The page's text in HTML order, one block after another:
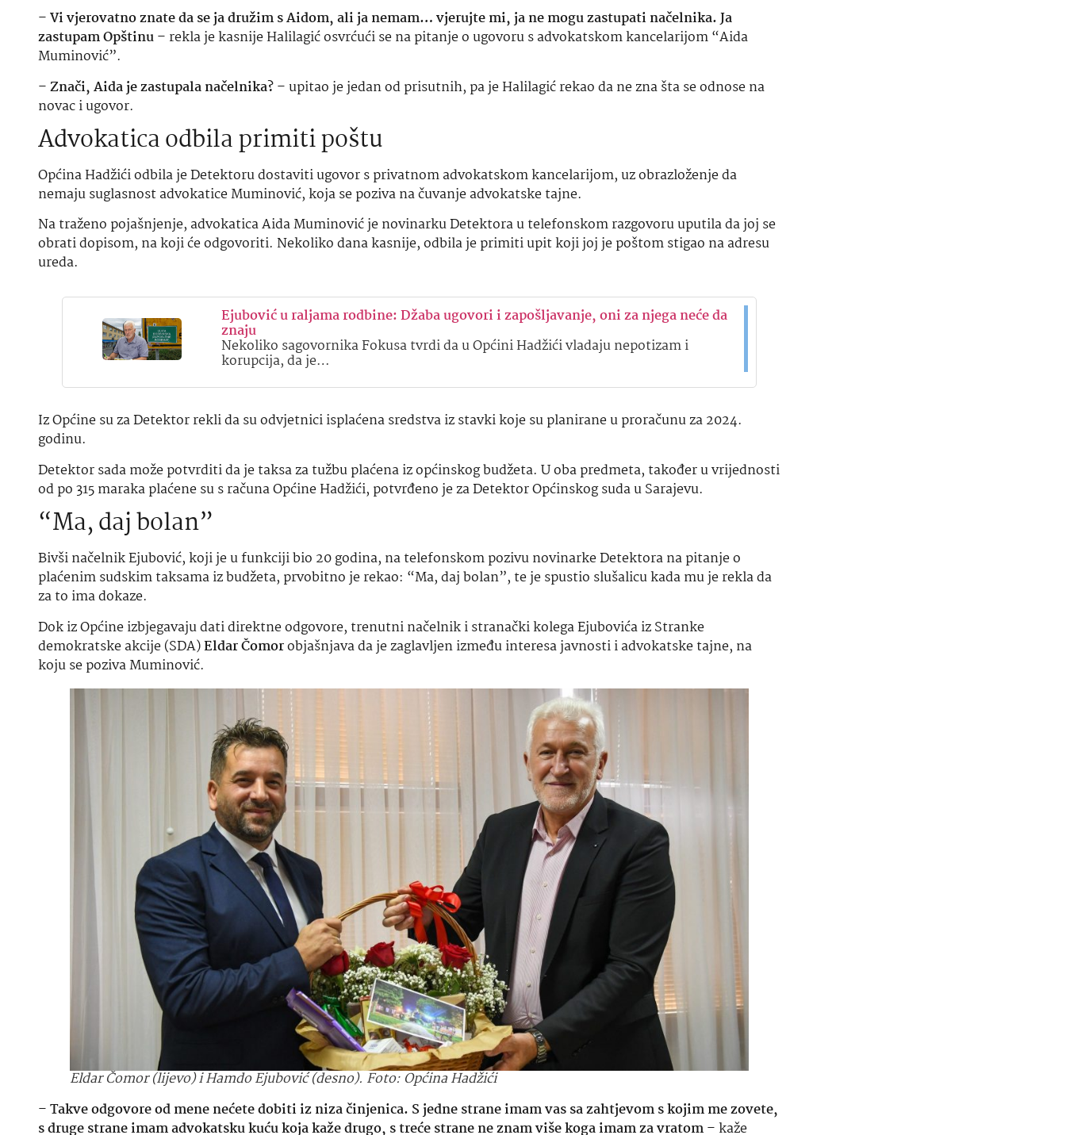
–Vi vjerovatno znate da se ja družim s Aidom, ali ja nemam… vjerujte mi, ja ne mogu zastupati načelnika. Ja
zastupam Opštinu– rekla je kasnije Halilagić osvrćući se na pitanje o ugovoru s advokatskom kancelarijom “Aida
Muminović”.
–Znači, Aida je zastupala načelnika?– upitao je jedan od prisutnih, pa je Halilagić rekao da ne zna šta se odnose na
novac i ugovor.
Advokatica odbila primiti poštu
Općina Hadžići odbila je Detektoru dostaviti ugovor s privatnom advokatskom kancelarijom, uz obrazloženje da
nemaju suglasnost advokatice Muminović, koja se poziva na čuvanje advokatske tajne.
Na traženo pojašnjenje, advokatica Aida Muminović je novinarku Detektora u telefonskom razgovoru uputila da joj se
obrati dopisom, na koji će odgovoriti. Nekoliko dana kasnije, odbila je primiti upit koji joj je poštom stigao na adresu
ureda.
Ejubović u raljama rodbine: Džaba ugovori i zapošljavanje, oni za njega neće da
znaju
Nekoliko sagovornika Fokusa tvrdi da u Općini Hadžići vladaju nepotizam i
korupcija, da je…
Iz Općine su za Detektor rekli da su odvjetnici isplaćena sredstva iz stavki koje su planirane u proračunu za 2024.
godinu.
Detektor sada može potvrditi da je taksa za tužbu plaćena iz općinskog budžeta. U oba predmeta, također u vrijednosti
od po 315 maraka plaćene su s računa Općine Hadžići, potvrđeno je za Detektor Općinskog suda u Sarajevu.
“Ma, daj bolan”
Bivši načelnik Ejubović, koji je u funkciji bio 20 godina, na telefonskom pozivu novinarke Detektora na pitanje o
plaćenim sudskim taksama iz budžeta, prvobitno je rekao: “Ma, daj bolan”, te je spustio slušalicu kada mu je rekla da
za to ima dokaze.
Dok iz Općine izbjegavaju dati direktne odgovore, trenutni načelnik i stranački kolega Ejubovića iz Stranke
demokratske akcije (SDA)Eldar Čomorobjašnjava da je zaglavljen između interesa javnosti i advokatske tajne, na
koju se poziva Muminović.
Eldar Čomor (lijevo) i Hamdo Ejubović (desno). Foto: Općina Hadžići
–Takve odgovore od mene nećete dobiti iz niza činjenica. S jedne strane imam vas sa zahtjevom s kojim me zovete,
s druge strane imam advokatsku kuću koja kaže drugo, s treće strane ne znam više koga imam za vratom– kaže